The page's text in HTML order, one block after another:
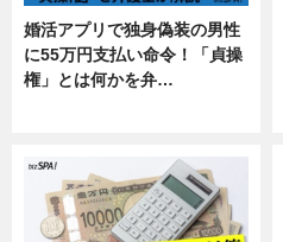
婚活アプリで独身偽装の男性
に55万円支払い命令！「貞操
権」とは何かを弁…